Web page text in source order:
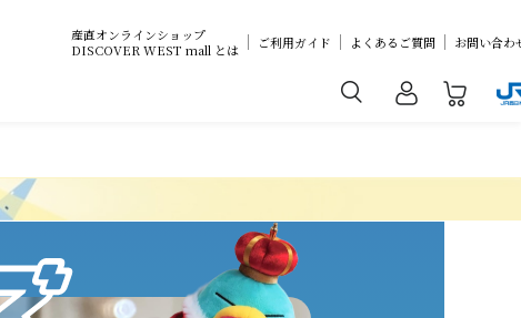
産直オンラインショップ
DISCOVER WEST mall とは
ご利用ガイド よくあるご質問 お問い合わ